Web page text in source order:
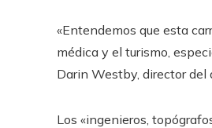
«Entendemos que esta
médica y el turismo,
Darin Westby, director del
Los «ingenieros,